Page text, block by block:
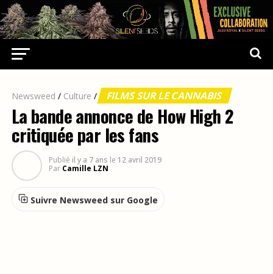
Newsweed / Culture / FILMS SUR LE CANNABIS
La bande annonce de How High 2
critiquée par les fans
Publié il y a 7 ans le 12 avril 2019
Par Camille LZN
Suivre Newsweed sur Google